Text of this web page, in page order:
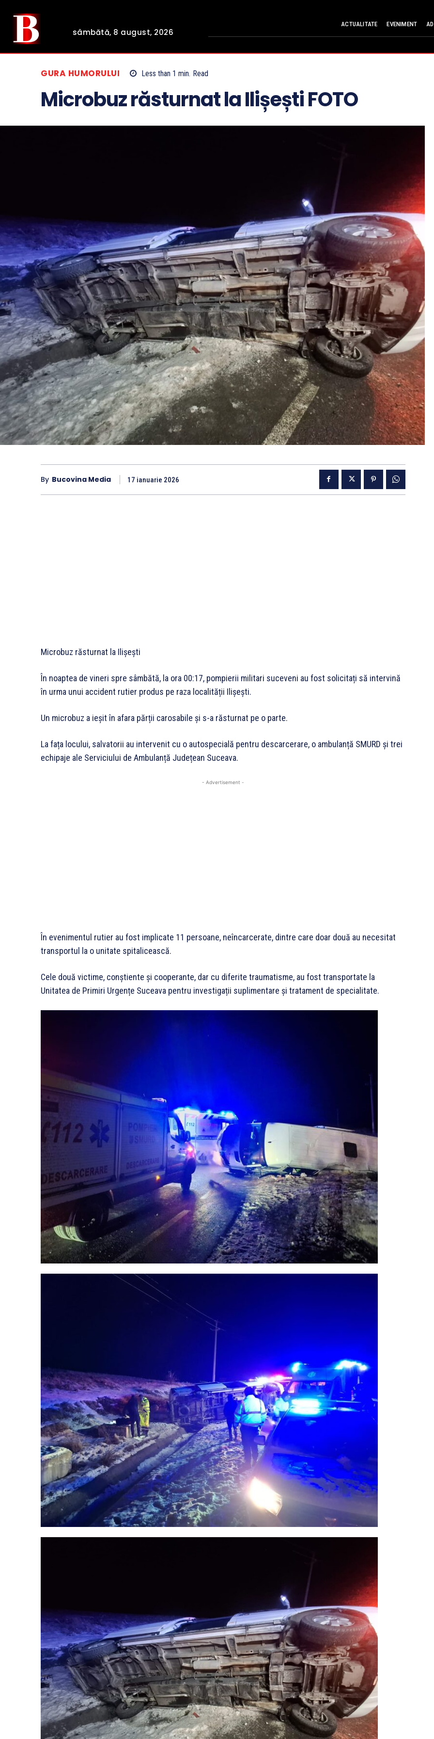
sâmbătă, 8 august, 2026
ACTUALITATE EVENIMENT
GURA HUMORULUI Less than 1 min. Read
Microbuz răsturnat la Ilișești FOTO
By Bucovina Media 17 ianuarie 2026
Microbuz răsturnat la Ilișești
În noaptea de vineri spre sâmbătă, la ora 00:17, pompierii militari suceveni au fost solicitați să intervină
în urma unui accident rutier produs pe raza localității Ilișești.
Un microbuz a ieșit în afara părții carosabile și s-a răsturnat pe o parte.
La fața locului, salvatorii au intervenit cu o autospecială pentru descarcerare, o ambulanță SMURD și trei
echipaje ale Serviciului de Ambulanță Județean Suceava.
- Advertisement -
În evenimentul rutier au fost implicate 11 persoane, neîncarcerate, dintre care doar două au necesitat
transportul la o unitate spitalicească.
Cele două victime, conștiente și cooperante, dar cu diferite traumatisme, au fost transportate la
Unitatea de Primiri Urgențe Suceava pentru investigații suplimentare și tratament de specialitate.